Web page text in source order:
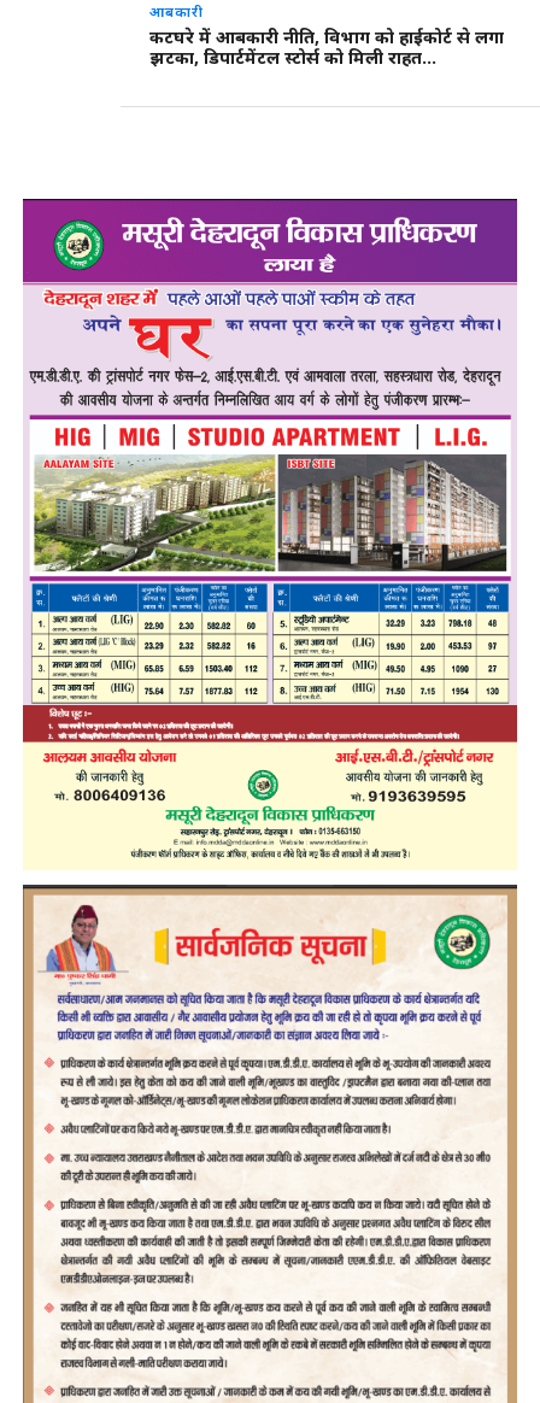
आबकारी
कटघरे में आबकारी नीति, विभाग को हाईकोर्ट से लगा
झटका, डिपार्टमेंटल स्टोर्स को मिली राहत…